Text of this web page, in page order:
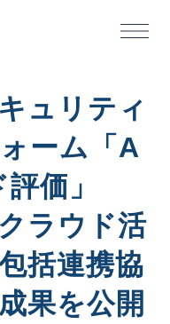
ュリティ
ーム「A
価」
ラウド活
括連携協
果を公開